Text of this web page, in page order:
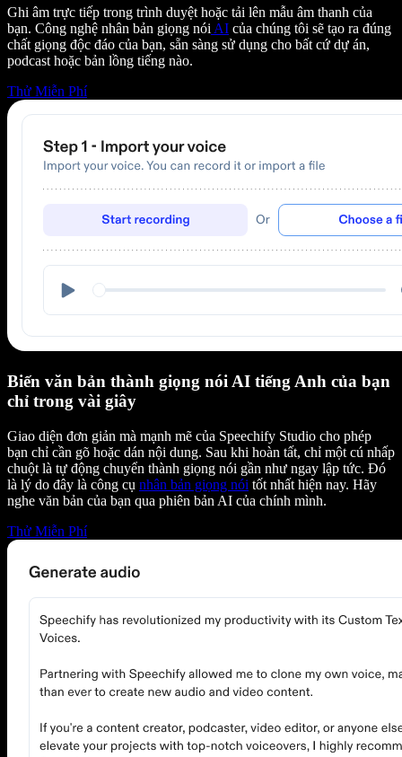
Ghi âm trực tiếp trong trình duyệt hoặc tải lên mẫu âm thanh của
bạn. Công nghệ nhân bản giọng nóiAI của chúng tôi sẽ tạo ra đúng
chất giọng độc đáo của bạn, sẵn sàng sử dụng cho bất cứ dự án,
podcast hoặc bản lồng tiếng nào.
Thử Miễn Phí
Biến văn bản thành giọng nói AI tiếng Anh của bạn
chỉ trong vài giây
Giao diện đơn giản mà mạnh mẽ của Speechify Studio cho phép
bạn chỉ cần gõ hoặc dán nội dung. Sau khi hoàn tất, chỉ một cú nhấp
chuột là tự động chuyển thành giọng nói gần như ngay lập tức. Đó
là lý do đây là công cụ nhân bản giọng nói tốt nhất hiện nay. Hãy
nghe văn bản của bạn qua phiên bản AI của chính mình.
Thử Miễn Phí